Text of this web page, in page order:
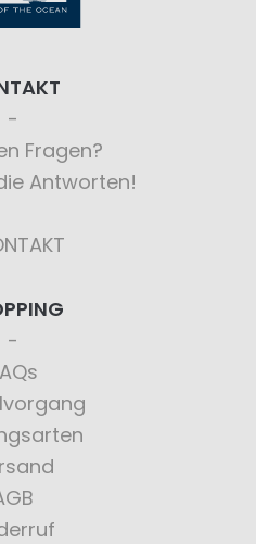
Fragen?
Antworten!